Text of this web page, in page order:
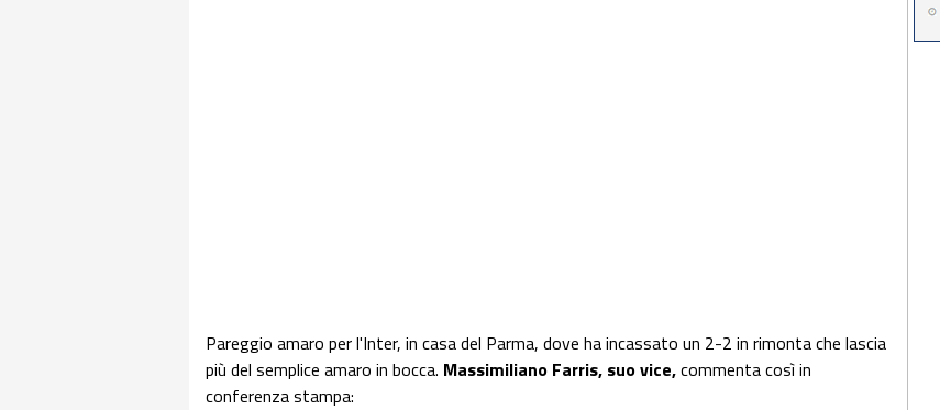
Pareggio amaro per l'Inter, in casa del Parma, dove ha incassato un 2-2 in rimonta che lascia
più del semplice amaro in bocca. Massimiliano Farris, suo vice,commenta così in
conferenza stampa: